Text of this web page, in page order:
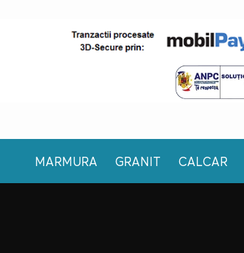
MARMURA GRANIT CALCAR